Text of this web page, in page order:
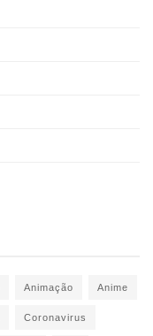
Animação Anime
Coronavirus